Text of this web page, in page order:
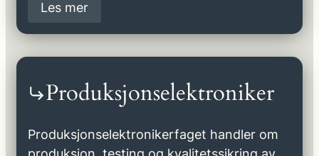
Les mer
Produksjonselektroniker
Produksjonselektronikerfaget handler om